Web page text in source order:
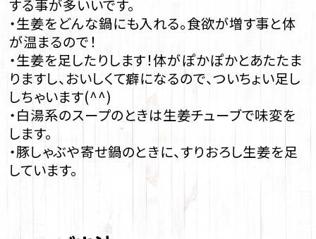
する事が多いいです。
・生姜をどんな鍋にも入れる。食欲が増す事と体
が温まるので！
・生姜を足したりします！体がぽかぽかとあたたま
りますし、おいしくて癖になるので、ついちょい足し
しちゃいます(^^)
・白湯系のスープのときは生姜チューブで味変を
します。
・豚しゃぶや寄せ鍋のときに、すりおろし生姜を足
しています。